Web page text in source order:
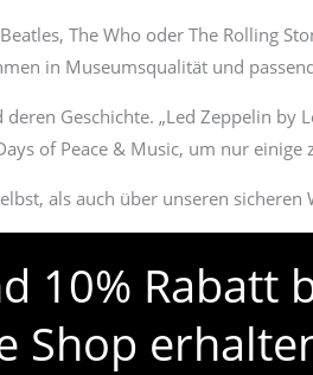
The Who oder The Rolling
in Museumsqualität und
Geschichte. „Led Zeppelin by
of Peace & Music, um nur einige
als auch über unseren
10% Rabatt
Shop